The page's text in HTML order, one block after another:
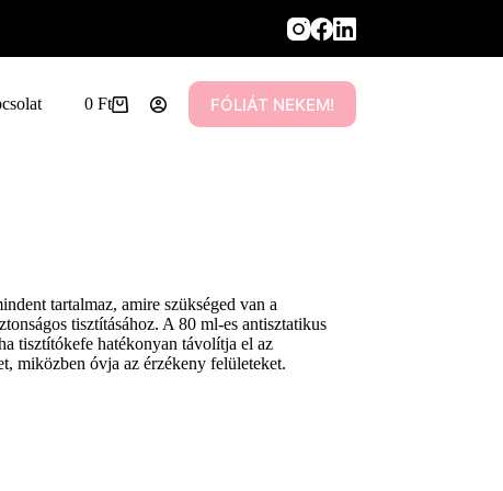
Shopping
0 Ft FÓLIÁT NEKEM!
tartalmaz, amire szükséged van a
tisztításához. A 80 ml-es antisztatikus
tisztítókefe hatékonyan távolítja el az
miközben óvja az érzékeny felületeket.